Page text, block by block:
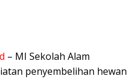
– MI Sekolah Alam
penyembelihan hewan